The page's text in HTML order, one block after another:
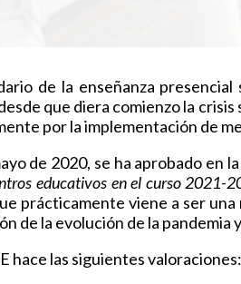
de la enseñanza
que diera comienzo la
por la implementación de
de 2020, se ha aprobado
educativos en el curso 2021-
prácticamente viene a ser
de la evolución de la pandemia
hace las siguientes valoraciones: